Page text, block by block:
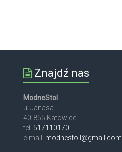
Znajdź nas
ModneStol
ul.Janasa
40-855 Katowice
tel. 517110170
e-mail: modnestoll@gmail.com